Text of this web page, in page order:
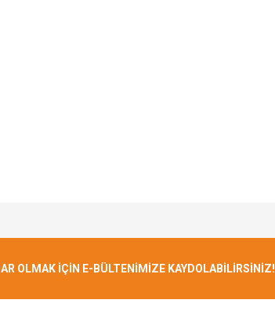
OLMAK İÇİN E-BÜLTENİMİZE KAYDOLABİLİRSİNİZ!